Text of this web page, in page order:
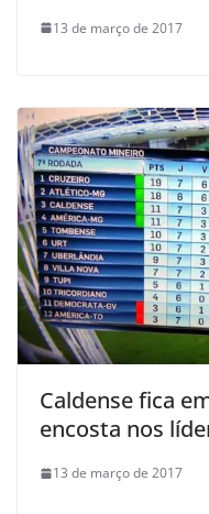
13 de março de 2017
Caldense fica
encosta nos
13 de março de 2017